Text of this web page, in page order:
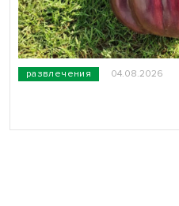
развлечения 04.08.2026